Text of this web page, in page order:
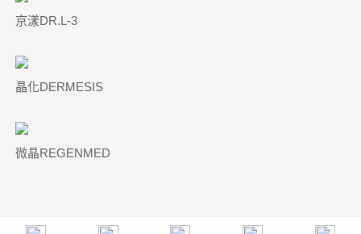
京漾DR.L-3
晶化DERMESIS
微晶REGENMED